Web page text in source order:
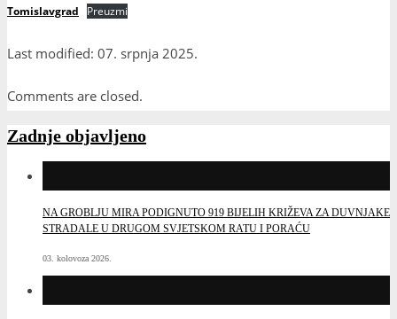
Tomislavgrad Preuzmi
Last modified: 07. srpnja 2025.
Comments are closed.
Zadnje objavljeno
NA GROBLJU MIRA PODIGNUTO 919 BIJELIH KRIŽEVA ZA DUVNJAKE
STRADALE U DRUGOM SVJETSKOM RATU I PORAĆU
03. kolovoza 2026.